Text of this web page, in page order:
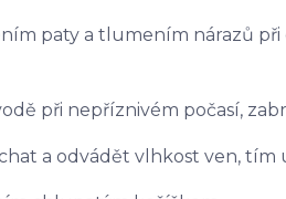
paty a tlumením nárazů při
při nepříznivém počasí,
a odvádět vlhkost ven, tím